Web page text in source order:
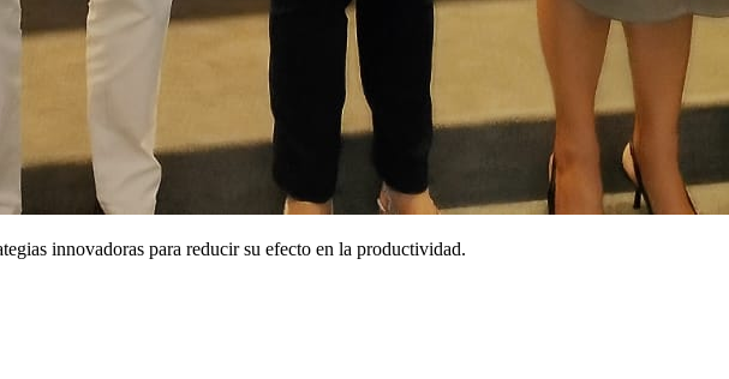
innovadoras para reducir su efecto en la productividad.